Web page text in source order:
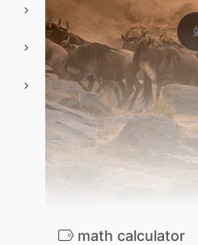
math calculator